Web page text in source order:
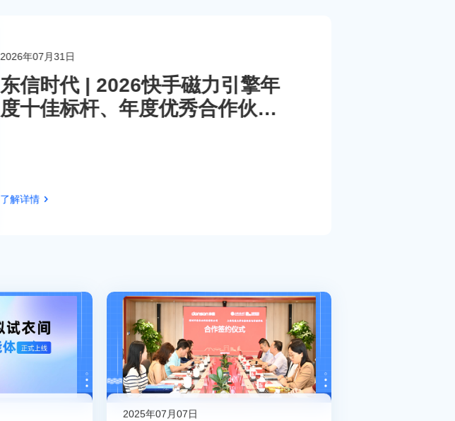
2026年07月31日
东信时代 | 2026快手磁力引擎年
度十佳标杆、年度优秀合作伙
了解详情
2025年07月07日